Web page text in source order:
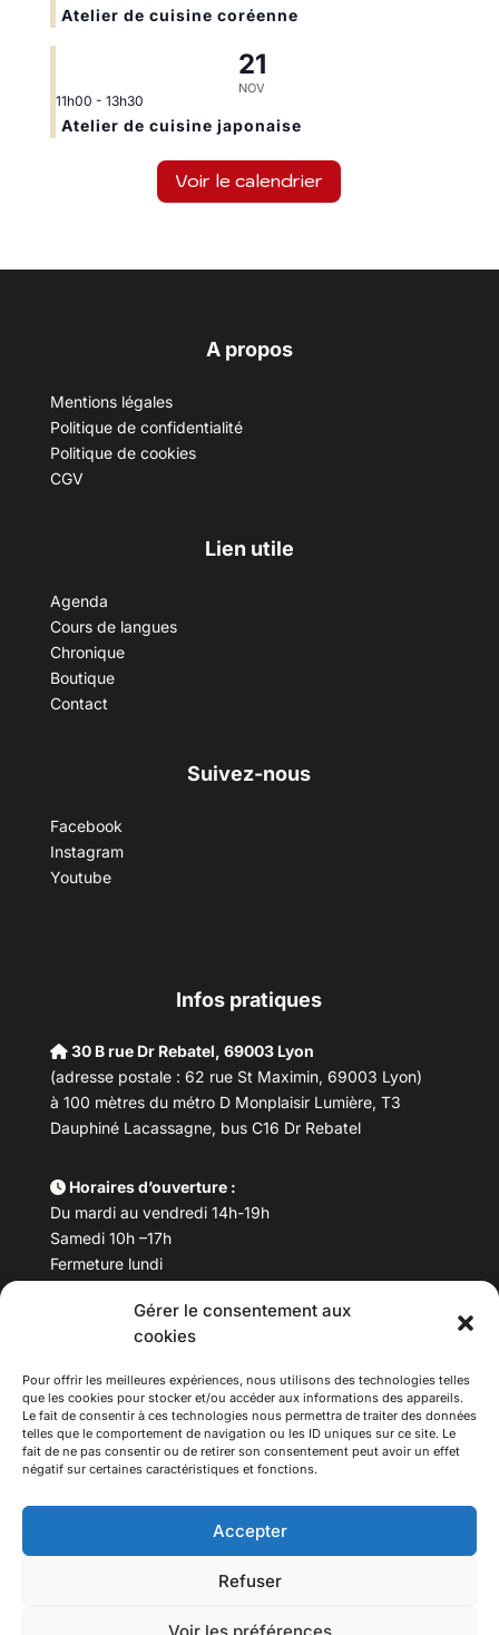
Gérer le consentement aux
cookies
Pour offrir les meilleures expériences, nous utilisons des technologies telles
que les cookies pour stocker et/ou accéder aux informations des appareils.
Le fait de consentir à ces technologies nous permettra de traiter des données
telles que le comportement de navigation ou les ID uniques sur ce site. Le
fait de ne pas consentir ou de retirer son consentement peut avoir un effet
négatif sur certaines caractéristiques et fonctions.
Accepter
Refuser
Voir les préférences
Atelier de cuisine coréenne
21
NOV
11h00 - 13h30
Atelier de cuisine japonaise
Voir le calendrier
A propos
Mentions légales
Politique de confidentialité
Politique de cookies
CGV
Lien utile
Agenda
Cours de langues
Chronique
Boutique
Contact
Suivez-nous
Facebook
Instagram
Youtube
Infos pratiques
30 B rue Dr Rebatel, 69003 Lyon
(adresse postale : 62 rue St Maximin, 69003 Lyon)
à 100 mètres du métro D Monplaisir Lumière, T3
Dauphiné Lacassagne, bus C16 Dr Rebatel
Horaires d’ouverture :
Du mardi au vendredi 14h-19h
Samedi 10h –17h
Fermeture lundi
Téléphone : 04 78 53 06 40
maisondesculturesasiatiques@asiexpo.com